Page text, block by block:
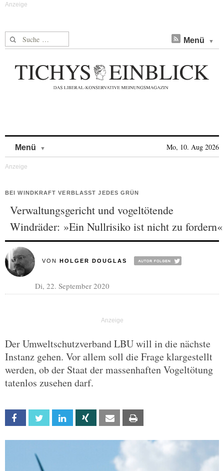
Suche nach: Menü
Menü Mo, 10. Aug 2026
BEI WINDKRAFT VERBLASST JEDES GRÜN
Verwaltungsgericht und vogeltötende
Windräder: »Ein Nullrisiko ist nicht zu fordern«
VON HOLGER DOUGLAS
Di, 22. September 2020
Der Umweltschutzverband LBU will in die nächste
Instanz gehen. Vor allem soll die Frage klargestellt
werden, ob der Staat der massenhaften Vogeltötung
tatenlos zusehen darf.
Facebook Twitter Linkedin Xing Email